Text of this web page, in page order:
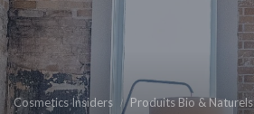
Cosmetics Insiders Produits Bio & Naturels